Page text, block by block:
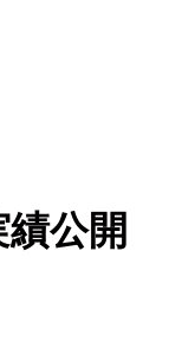
公開